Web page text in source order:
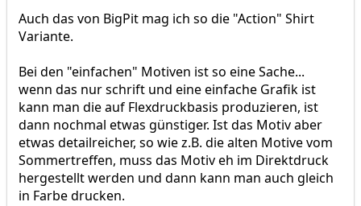
Auch das von BigPit mag ich so die "Action" Shirt
Variante.
Bei den "einfachen" Motiven ist so eine Sache...
wenn das nur schrift und eine einfache Grafik ist
kann man die auf Flexdruckbasis produzieren, ist
dann nochmal etwas günstiger. Ist das Motiv aber
etwas detailreicher, so wie z.B. die alten Motive vom
Sommertreffen, muss das Motiv eh im Direktdruck
hergestellt werden und dann kann man auch gleich
in Farbe drucken.